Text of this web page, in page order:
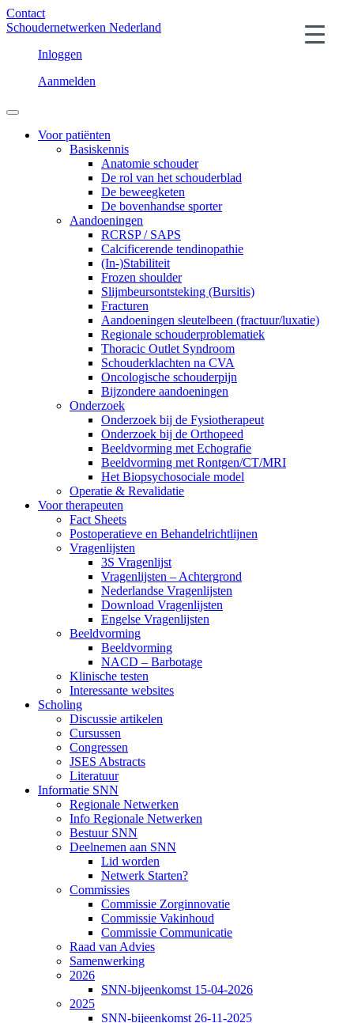
Contact
Schoudernetwerken Nederland
Inloggen
Aanmelden
Voor patiënten
Basiskennis
Anatomie schouder
De rol van het schouderblad
De beweegketen
De bovenhandse sporter
Aandoeningen
RCRSP / SAPS
Calcificerende tendinopathie
(In-)Stabiliteit
Frozen shoulder
Slijmbeursontsteking (Bursitis)
Fracturen
Aandoeningen sleutelbeen (fractuur/luxatie)
Regionale schouderproblematiek
Thoracic Outlet Syndroom
Schouderklachten na CVA
Oncologische schouderpijn
Bijzondere aandoeningen
Onderzoek
Onderzoek bij de Fysiotherapeut
Onderzoek bij de Orthopeed
Beeldvorming met Echografie
Beeldvorming met Rontgen/CT/MRI
Het Biopsychosociale model
Operatie & Revalidatie
Voor therapeuten
Fact Sheets
Postoperatieve en Behandelrichtlijnen
Vragenlijsten
3S Vragenlijst
Vragenlijsten – Achtergrond
Nederlandse Vragenlijsten
Download Vragenlijsten
Engelse Vragenlijsten
Beeldvorming
Beeldvorming
NACD – Barbotage
Klinische testen
Interessante websites
Scholing
Discussie artikelen
Cursussen
Congressen
JSES Abstracts
Literatuur
Informatie SNN
Regionale Netwerken
Info Regionale Netwerken
Bestuur SNN
Deelnemen aan SNN
Lid worden
Netwerk Starten?
Commissies
Commissie Zorginnovatie
Commissie Vakinhoud
Commissie Communicatie
Raad van Advies
Samenwerking
2026
SNN-bijeenkomst 15-04-2026
2025
SNN-bijeenkomst 26-11-2025